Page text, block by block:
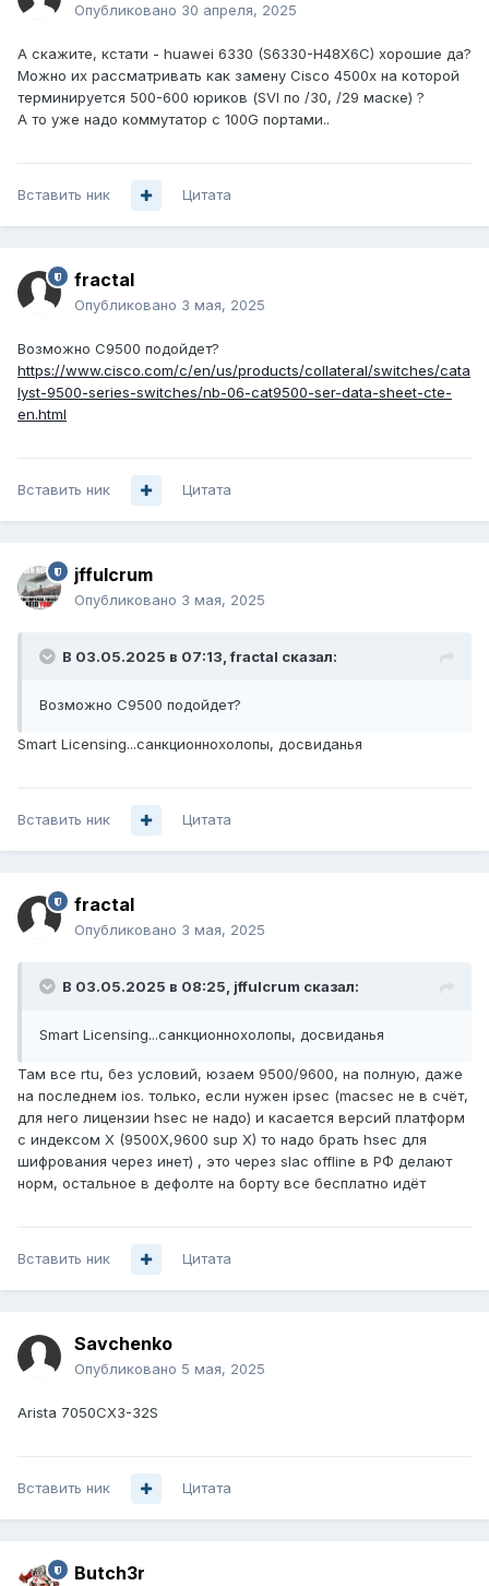
Опубликовано 30 апреля, 2025
А скажите, кстати - huawei 6330 (S6330-H48X6C) хорошие да?
Можно их рассматривать как замену Cisco 4500x на которой
терминируется 500-600 юриков (SVI по /30, /29 маске) ?
А то уже надо коммутатор с 100G портами..
Вставить ник Цитата
fractal
Опубликовано 3 мая, 2025
Возможно C9500 подойдет?
https://www.cisco.com/c/en/us/products/collateral/switches/cata
lyst-9500-series-switches/nb-06-cat9500-ser-data-sheet-cte-
en.html
Вставить ник Цитата
jffulcrum
Опубликовано 3 мая, 2025
В 03.05.2025 в 07:13,fractal сказал:
Возможно C9500 подойдет?
Smart Licensing...санкционнохолопы, досвиданья
Вставить ник Цитата
fractal
Опубликовано 3 мая, 2025
В 03.05.2025 в 08:25, jffulcrum сказал:
Smart Licensing...санкционнохолопы, досвиданья
Там все rtu, без условий, юзаем 9500/9600, на полную, даже
на последнем ios. только, если нужен ipsec (macsec не в счёт,
для него лицензии hsec не надо) и касается версий платформ
с индексом X (9500X,9600 sup X) то надо брать hsec для
шифрования через инет) , это через slac offline в РФ делают
норм, остальное в дефолте на борту все бесплатно идёт
Вставить ник Цитата
Savchenko
Опубликовано 5 мая, 2025
Arista 7050CX3-32S
Вставить ник Цитата
Butch3r